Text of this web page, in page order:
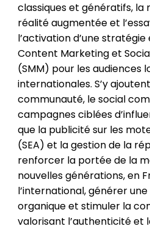
classiques et génératifs, la
réalité augmentée et
l’activation d’une
Content Marketing et
(SMM) pour les audiences
internationales. S’y
communauté, le social
campagnes ciblées
que la publicité sur les
(SEA) et la gestion de la
renforcer la portée de la
nouvelles générations, en
l’international, générer
organique et stimuler la
valorisant l’authenticité et